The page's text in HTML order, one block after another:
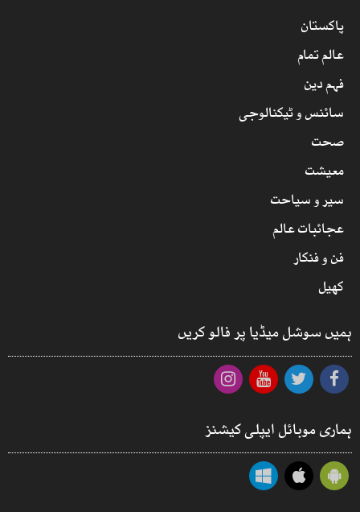
پاکستان
عالم تمام
فہم دین
سائنس و ٹیکنالوجی
صحت
معیشت
سیر و سیاحت
عجائبات عالم
فن و فنکار
کھیل
ہمیں سوشل میڈیا پر فالو کریں
ہماری موبائل ایپلی کیشنز